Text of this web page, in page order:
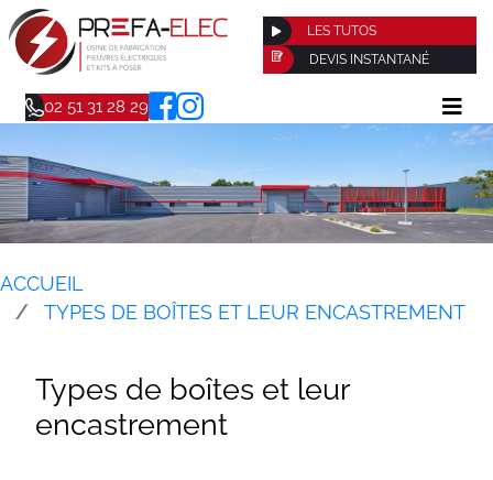
LES TUTOS
DEVIS INSTANTANÉ
02 51 31 28 29
ACCUEIL
TYPES DE BOÎTES ET LEUR ENCASTREMENT
Types de boîtes et leur
encastrement